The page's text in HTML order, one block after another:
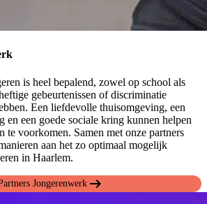
is heel bepalend, zowel op school als
gebeurtenissen of discriminatie
Een liefdevolle thuisomgeving, een
en een goede sociale kring kunnen helpen
te voorkomen. Samen met onze partners
aan het zo optimaal mogelijk
in Haarlem.
Jongerenwerk arrow_right_alt